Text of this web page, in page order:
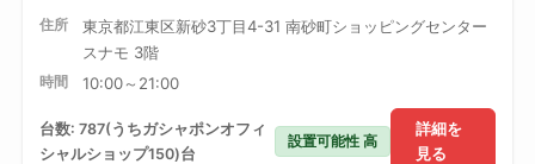
住所
東京都江東区新砂3丁目4-31 南砂町ショッピングセンター
スナモ 3階
時間 10:00～21:00
詳細を
見る
台数: 787(うちガシャポンオフィ
シャルショップ150)台
設置可能性 高